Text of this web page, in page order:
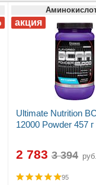
Ultimate Nutrition
12000 Powder 457 г
2 783 руб.
95